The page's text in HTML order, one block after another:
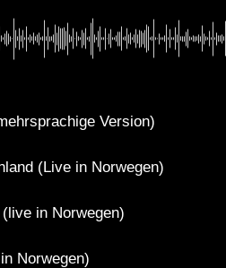
Version)
(Live in Norwegen)
in Norwegen)
Norwegen)